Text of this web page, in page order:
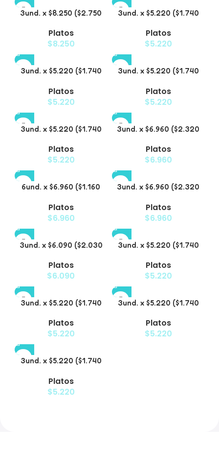
3und. x $8.250 ($2.750
para Mascotas con
Diseño de Gatos
Platos
$8.250
3und. x $5.220 ($1.740
para Mascotas
Texturizado
Platos
$5.220
3und. x $5.220 ($1.740
para Mascotas Diseño
Pastel
Platos
$5.220
3und. x $5.220 ($1.740
para Mascotas con
Diseños Estampados
Platos
$5.220
3und. x $5.220 ($1.740
para Mascotas con
Diseño
Platos
$5.220
3und. x $6.960 ($2.320
para Mascotas con
Patitas
Platos
$6.960
6und. x $6.960 ($1.160
para Mascotas
Platos
$6.960
3und. x $6.960 ($2.320
Mascotas Diseño Pollito
Platos
$6.960
3und. x $6.090 ($2.030
Nube
Platos
$6.090
3und. x $5.220 ($1.740
Floral
Platos
$5.220
3und. x $5.220 ($1.740
Decorativo
Platos
$5.220
3und. x $5.220 ($1.740
Platos
$5.220
3und. x $5.220 ($1.740
Lenta
Platos
$5.220